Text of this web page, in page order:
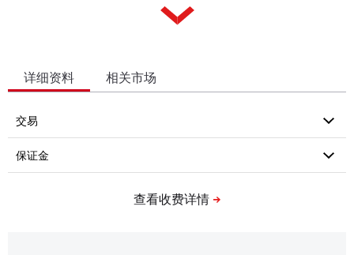
详细资料 相关市场